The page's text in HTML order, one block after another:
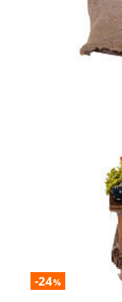
-24%